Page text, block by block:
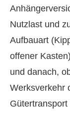
Nutzlast und
Aufbauart
offener
und danach,
Werksverkehr